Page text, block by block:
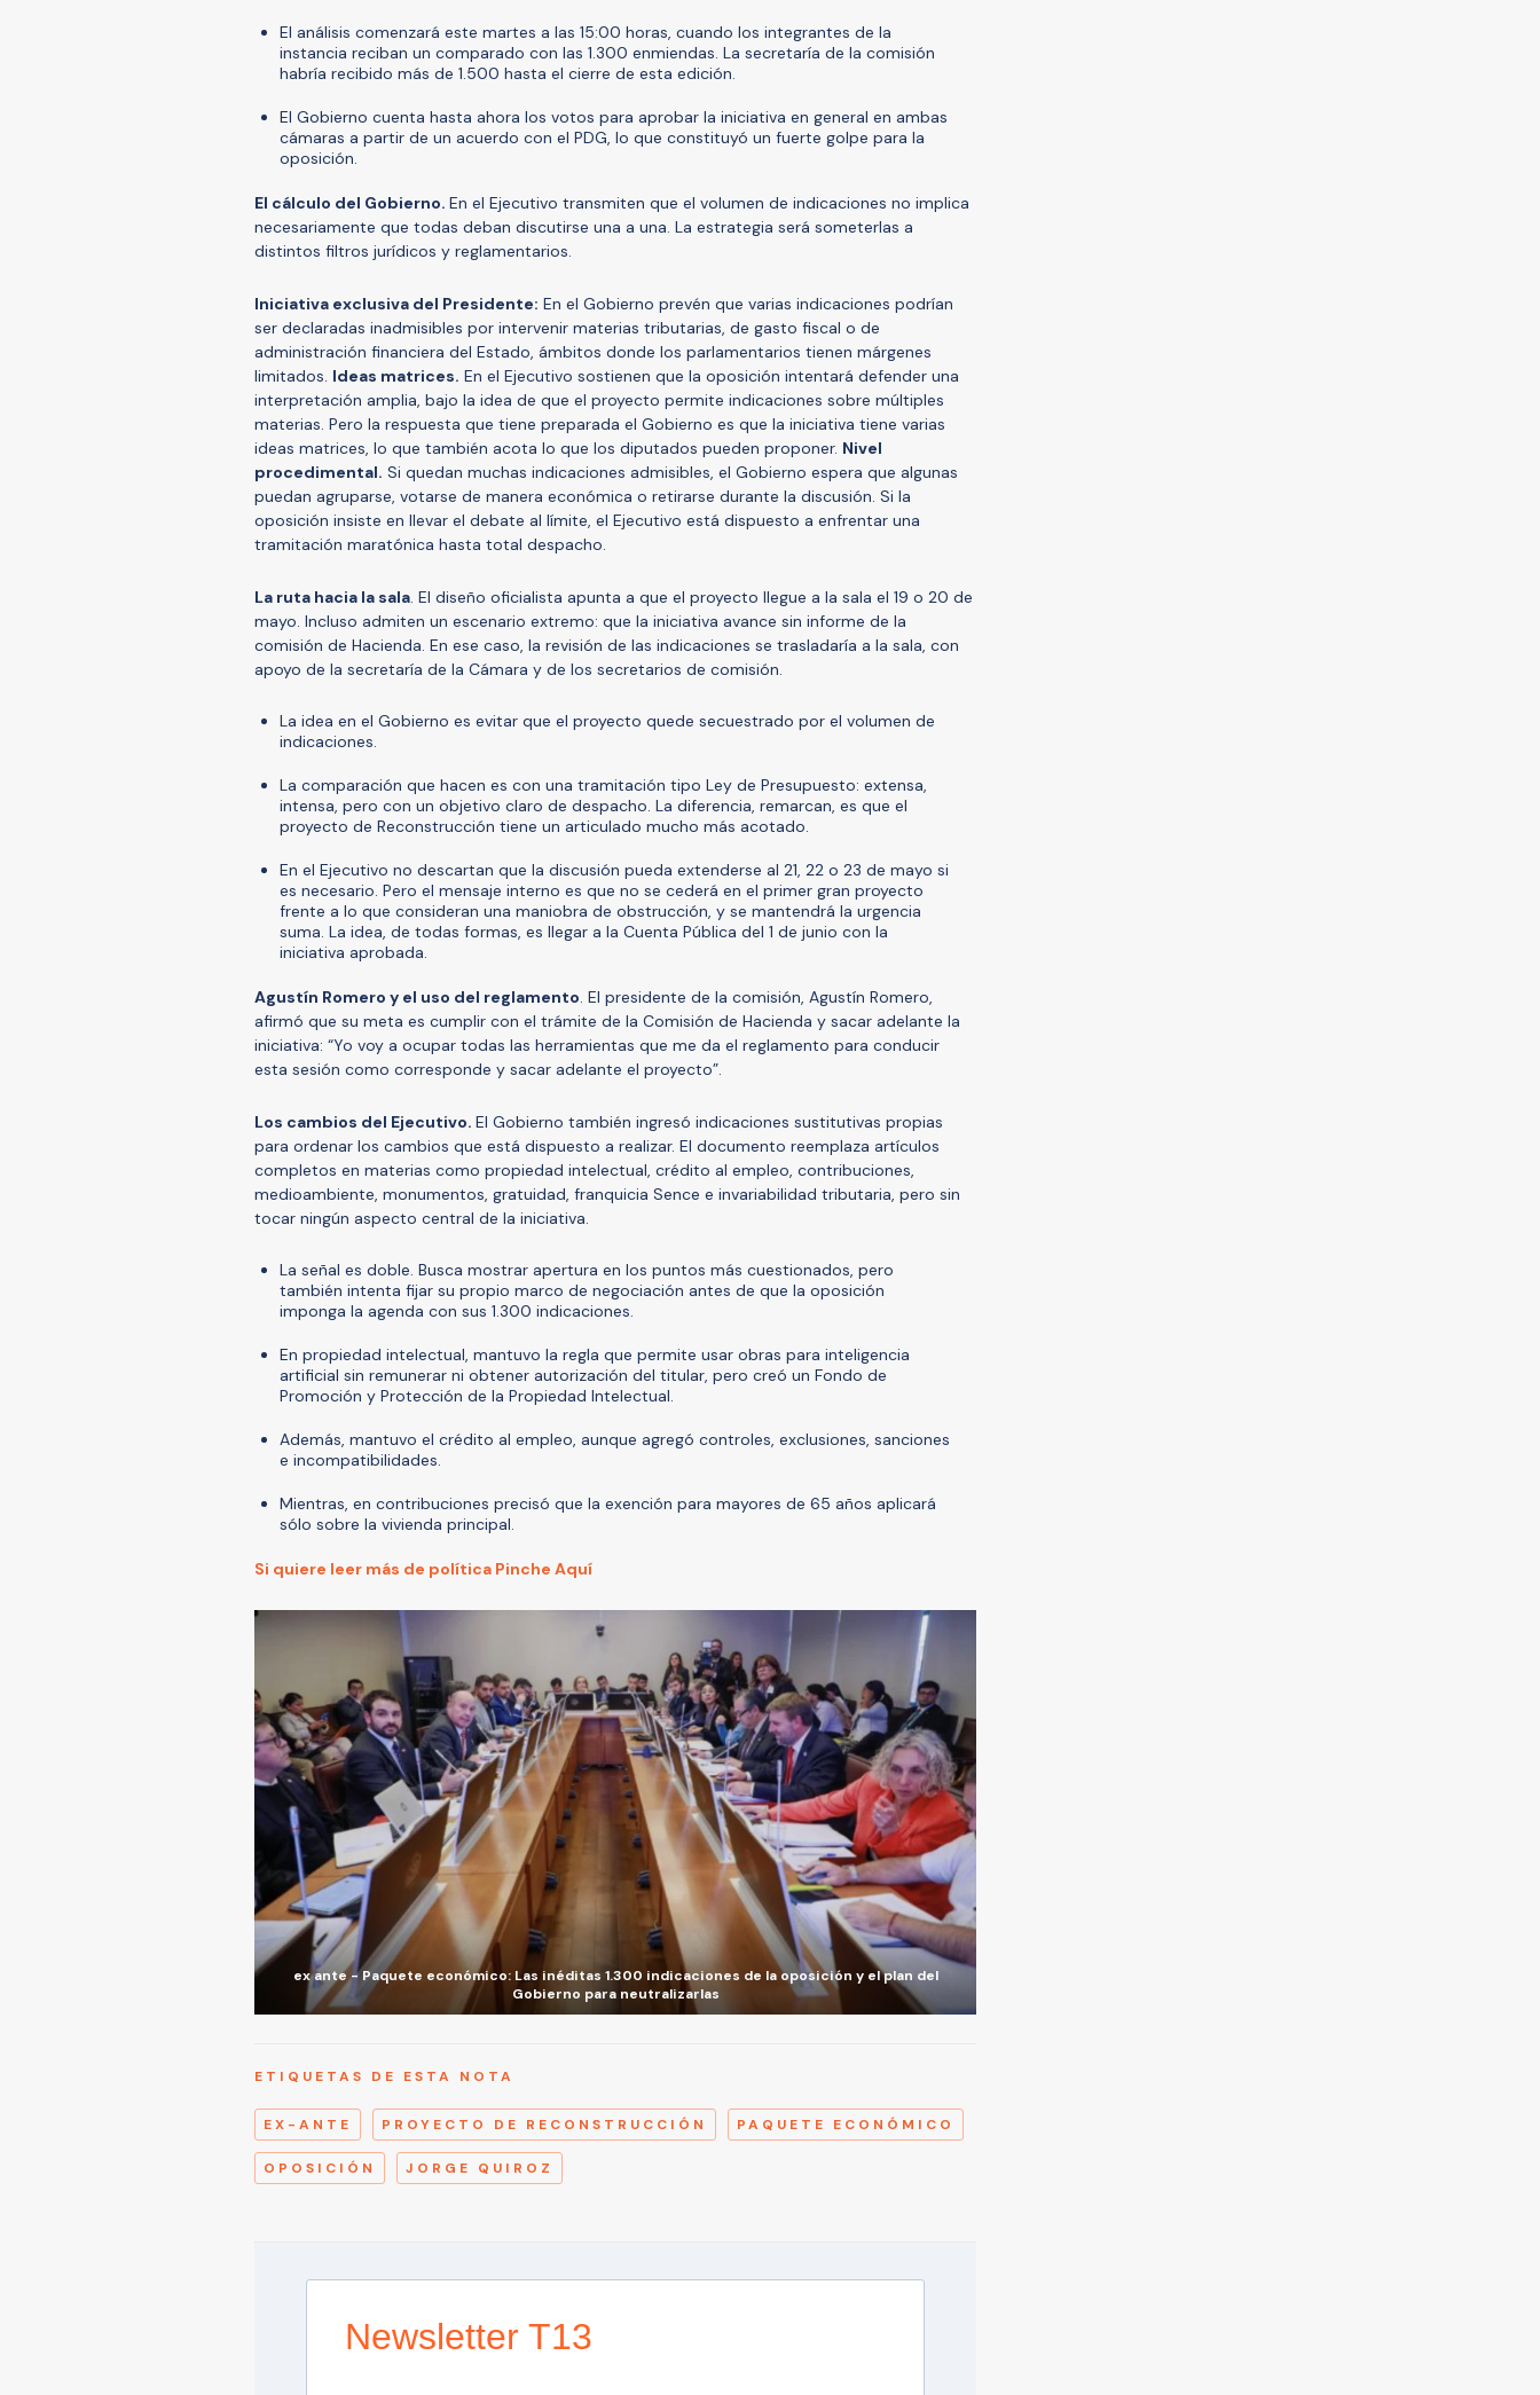
El análisis comenzará este martes a las 15:00 horas, cuando los integrantes de la
instancia reciban un comparado con las 1.300 enmiendas. La secretaría de la comisión
habría recibido más de 1.500 hasta el cierre de esta edición.
El Gobierno cuenta hasta ahora los votos para aprobar la iniciativa en general en ambas
cámaras a partir de un acuerdo con el PDG, lo que constituyó un fuerte golpe para la
oposición.
El cálculo del Gobierno. En el Ejecutivo transmiten que el volumen de indicaciones no implica
necesariamente que todas deban discutirse una a una. La estrategia será someterlas a
distintos filtros jurídicos y reglamentarios.
Iniciativa exclusiva del Presidente: En el Gobierno prevén que varias indicaciones podrían
ser declaradas inadmisibles por intervenir materias tributarias, de gasto fiscal o de
administración financiera del Estado, ámbitos donde los parlamentarios tienen márgenes
limitados. Ideas matrices. En el Ejecutivo sostienen que la oposición intentará defender una
interpretación amplia, bajo la idea de que el proyecto permite indicaciones sobre múltiples
materias. Pero la respuesta que tiene preparada el Gobierno es que la iniciativa tiene varias
ideas matrices, lo que también acota lo que los diputados pueden proponer. Nivel
procedimental. Si quedan muchas indicaciones admisibles, el Gobierno espera que algunas
puedan agruparse, votarse de manera económica o retirarse durante la discusión. Si la
oposición insiste en llevar el debate al límite, el Ejecutivo está dispuesto a enfrentar una
tramitación maratónica hasta total despacho.
La ruta hacia la sala. El diseño oficialista apunta a que el proyecto llegue a la sala el 19 o 20 de
mayo. Incluso admiten un escenario extremo: que la iniciativa avance sin informe de la
comisión de Hacienda. En ese caso, la revisión de las indicaciones se trasladaría a la sala, con
apoyo de la secretaría de la Cámara y de los secretarios de comisión.
La idea en el Gobierno es evitar que el proyecto quede secuestrado por el volumen de
indicaciones.
La comparación que hacen es con una tramitación tipo Ley de Presupuesto: extensa,
intensa, pero con un objetivo claro de despacho. La diferencia, remarcan, es que el
proyecto de Reconstrucción tiene un articulado mucho más acotado.
En el Ejecutivo no descartan que la discusión pueda extenderse al 21, 22 o 23 de mayo si
es necesario. Pero el mensaje interno es que no se cederá en el primer gran proyecto
frente a lo que consideran una maniobra de obstrucción, y se mantendrá la urgencia
suma. La idea, de todas formas, es llegar a la Cuenta Pública del 1 de junio con la
iniciativa aprobada.
Agustín Romero y el uso del reglamento. El presidente de la comisión, Agustín Romero,
afirmó que su meta es cumplir con el trámite de la Comisión de Hacienda y sacar adelante la
iniciativa: “Yo voy a ocupar todas las herramientas que me da el reglamento para conducir
esta sesión como corresponde y sacar adelante el proyecto”.
Los cambios del Ejecutivo. El Gobierno también ingresó indicaciones sustitutivas propias
para ordenar los cambios que está dispuesto a realizar. El documento reemplaza artículos
completos en materias como propiedad intelectual, crédito al empleo, contribuciones,
medioambiente, monumentos, gratuidad, franquicia Sence e invariabilidad tributaria, pero sin
tocar ningún aspecto central de la iniciativa.
La señal es doble. Busca mostrar apertura en los puntos más cuestionados, pero
también intenta fijar su propio marco de negociación antes de que la oposición
imponga la agenda con sus 1.300 indicaciones.
En propiedad intelectual, mantuvo la regla que permite usar obras para inteligencia
artificial sin remunerar ni obtener autorización del titular, pero creó un Fondo de
Promoción y Protección de la Propiedad Intelectual.
Además, mantuvo el crédito al empleo, aunque agregó controles, exclusiones, sanciones
e incompatibilidades.
Mientras, en contribuciones precisó que la exención para mayores de 65 años aplicará
sólo sobre la vivienda principal.
Si quiere leer más de política Pinche Aquí
ex ante - Paquete económico: Las inéditas 1.300 indicaciones de la oposición y el plan del
Gobierno para neutralizarlas
ETIQUETAS DE ESTA NOTA
EX-ANTE PROYECTO DE RECONSTRUCCIÓN PAQUETE ECONÓMICO
OPOSICIÓN JORGE QUIROZ
Newsletter T13